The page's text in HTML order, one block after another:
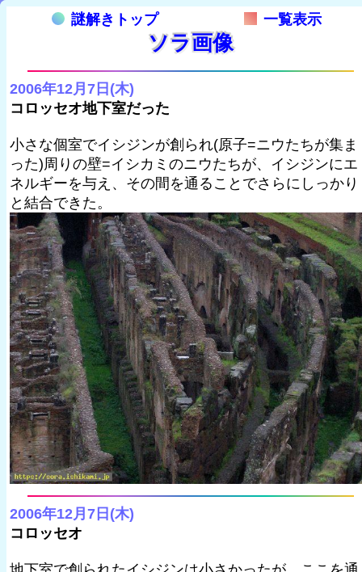
謎解きトップ 一覧表示
ソラ画像
2006年12月7日(木)
コロッセオ地下室だった
小さな個室でイシジンが創られ(原子=ニウたちが集ま
った)周りの壁=イシカミのニウたちが、イシジンにエ
ネルギーを与え、その間を通ることでさらにしっかり
と結合できた。
2006年12月7日(木)
コロッセオ